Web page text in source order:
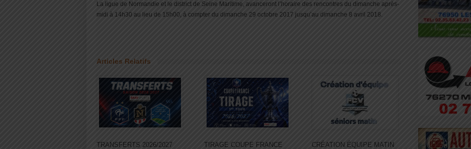
La ligue de Normandie et le district de Seine Maritime, avanceront l’horaire des rencontres du dimanche après-
midi à 14h30 au lieu de 15h00, à compter du dimanche 29 octobre 2017 jusqu’au dimanche 8 avril 2018.
Articles Relatifs
TRANSFERTS 2026/2027 TIRAGE COUPE FRANCE CRÉATION ÉQUIPE MATIN